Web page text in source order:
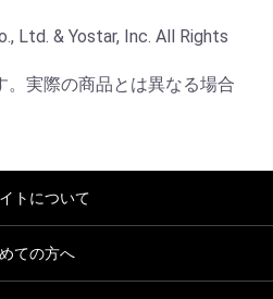
Ltd. & Yostar, Inc. All Rights
。実際の商品とは異なる場合
トについて
ての方へ